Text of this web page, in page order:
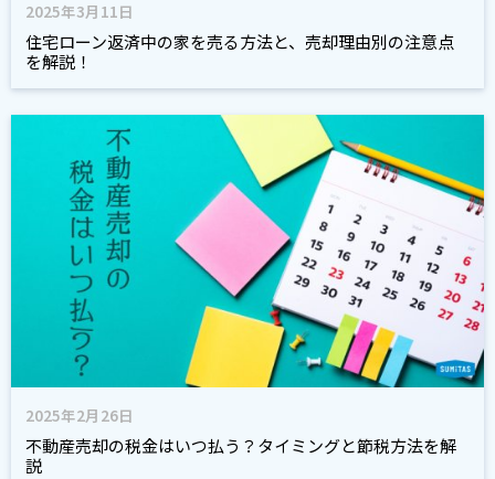
2025年3月11日
住宅ローン返済中の家を売る方法と、売却理由別の注意点
を解説！
2025年2月26日
不動産売却の税金はいつ払う？タイミングと節税方法を解
説